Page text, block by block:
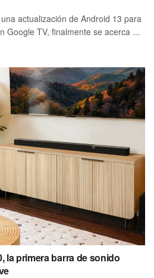
actualización de Android 13 para
Google TV, finalmente se acerca ...
la primera barra de sonido